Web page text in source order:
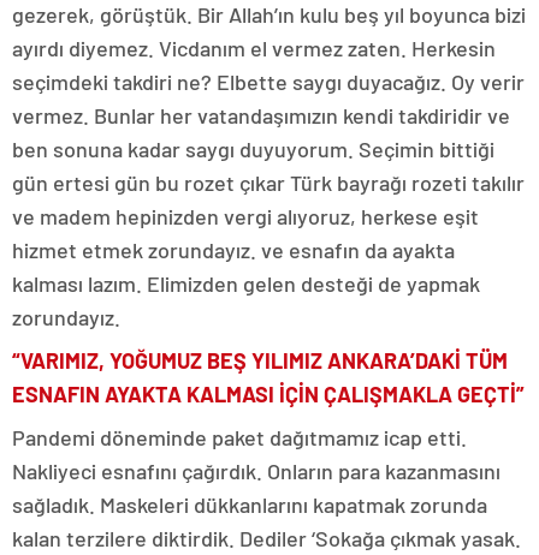
gezerek, görüştük. Bir Allah’ın kulu beş yıl boyunca bizi
ayırdı diyemez. Vicdanım el vermez zaten. Herkesin
seçimdeki takdiri ne? Elbette saygı duyacağız. Oy verir
vermez. Bunlar her vatandaşımızın kendi takdiridir ve
ben sonuna kadar saygı duyuyorum. Seçimin bittiği
gün ertesi gün bu rozet çıkar Türk bayrağı rozeti takılır
ve madem hepinizden vergi alıyoruz, herkese eşit
hizmet etmek zorundayız. ve esnafın da ayakta
kalması lazım. Elimizden gelen desteği de yapmak
zorundayız.
“VARIMIZ, YOĞUMUZ BEŞ YILIMIZ ANKARA’DAKİ TÜM
ESNAFIN AYAKTA KALMASI İÇİN ÇALIŞMAKLA GEÇTİ”
Pandemi döneminde paket dağıtmamız icap etti.
Nakliyeci esnafını çağırdık. Onların para kazanmasını
sağladık. Maskeleri dükkanlarını kapatmak zorunda
kalan terzilere diktirdik. Dediler ‘Sokağa çıkmak yasak.